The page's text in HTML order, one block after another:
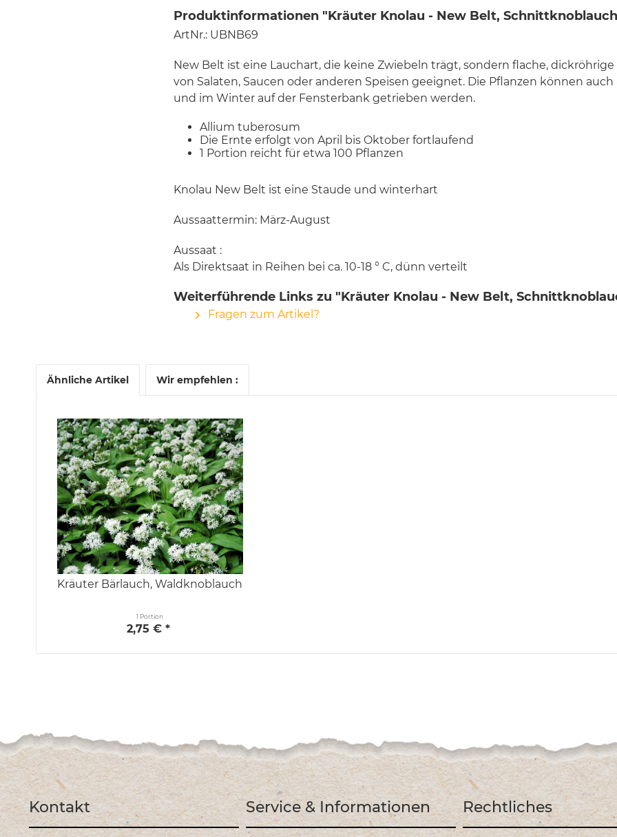
Produktinformationen "Kräuter Knolau - New Belt,
ArtNr.: UBNB69
New Belt ist eine Lauchart, die keine Zwiebeln trägt, sondern flache,
von Salaten, Saucen oder anderen Speisen geeignet. Die Pflanzen können
und im Winter auf der Fensterbank getrieben werden.
Allium tuberosum
Die Ernte erfolgt von April bis Oktober fortlaufend
1 Portion reicht für etwa 100 Pflanzen
Knolau New Belt ist eine Staude und winterhart
Aussaattermin: März-August
Aussaat :
Als Direktsaat in Reihen bei ca. 10-18 ° C, dünn verteilt
Weiterführende Links zu "Kräuter Knolau - New Belt,
Fragen zum Artikel?
Ähnliche Artikel Wir empfehlen :
Kräuter Bärlauch, Waldknoblauch
1 Portion
2,75 € *
Kontakt Service & Informationen Rechtliches